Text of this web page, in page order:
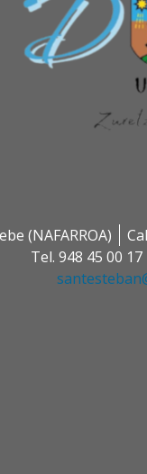
(NAFARROA)
Tel. 948 45 00